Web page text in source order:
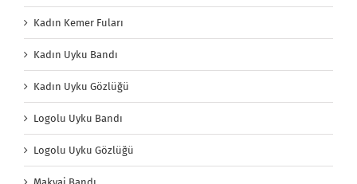
Kadın Kemer Fuları
Kadın Uyku Bandı
Kadın Uyku Gözlüğü
Logolu Uyku Bandı
Logolu Uyku Gözlüğü